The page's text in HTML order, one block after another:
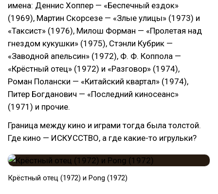
имена: Деннис Хоппер — «Беспечный ездок»
(1969), Мартин Скорсезе — «Злые улицы» (1973) и
«Таксист» (1976), Милош Форман — «Пролетая над
гнездом кукушки» (1975), Стэнли Кубрик —
«Заводной апельсин» (1972), Ф. Ф. Коппола —
«Крёстный отец» (1972) и «Разговор» (1974),
Роман Полански — «Китайский квартал» (1974),
Питер Богданович — «Последний киносеанс»
(1971) и прочие.
Граница между кино и играми тогда была толстой.
Где кино — ИСКУССТВО, а где какие-то игрульки?
Крёстный отец (1972) и Pong (1972)